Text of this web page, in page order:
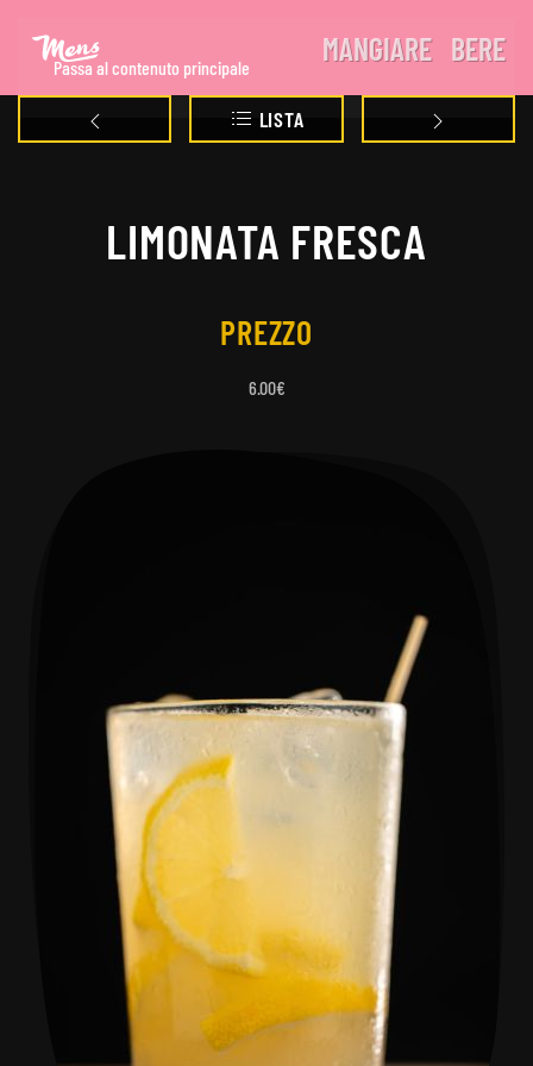
Passa al contenuto principale
MANGIARE BERE
LISTA
LIMONATA FRESCA
PREZZO
6.00€